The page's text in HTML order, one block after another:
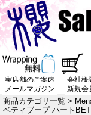
実店舗のご案内 会社概
メールマガジン
新規会
商品カテゴリ一覧 >
ベティブープ ハート